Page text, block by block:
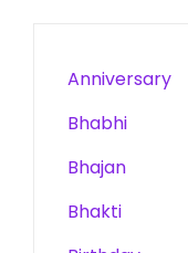
Anniversary
Bhabhi
Bhajan
Bhakti